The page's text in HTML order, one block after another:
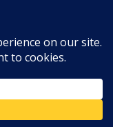
Required